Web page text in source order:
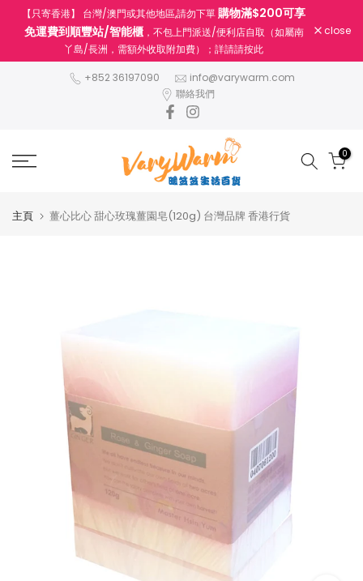
【只寄香港】 台灣/澳門或其他地區,請勿下單購物滿$200可享
免運費到順豐站/智能櫃，不包上門派送/便利店自取（如屬南
丫島/長洲，需額外收取附加費）；詳請請按此
close
+852 36197090
info@varywarm.com
聯絡我們
0
主頁 薑心比心 甜心玫瑰薑園皂(120g) 台灣品牌 香港行貨